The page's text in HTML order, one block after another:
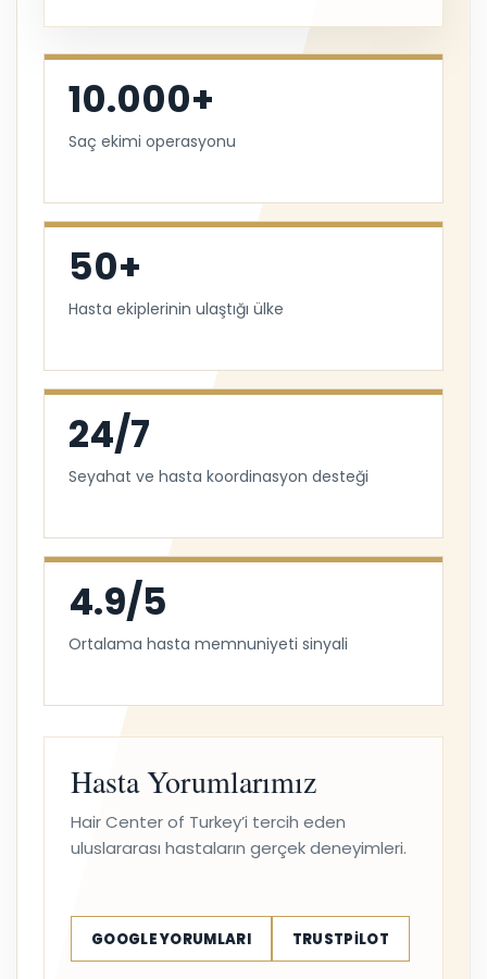
10.000+
Saç ekimi operasyonu
50+
Hasta ekiplerinin ulaştığı ülke
24/7
Seyahat ve hasta koordinasyon desteği
4.9/5
Ortalama hasta memnuniyeti sinyali
Hasta Yorumlarımız
Hair Center of Turkey’i tercih eden
uluslararası hastaların gerçek deneyimleri.
GOOGLE YORUMLARI TRUSTPILOT